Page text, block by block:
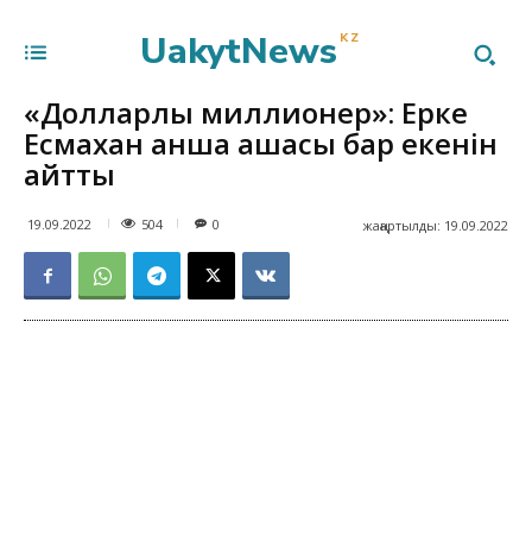
UakytNews KZ
«Долларлы миллионер»: Ерке
Есмахан қанша ақшасы бар екенін
айтты
19.09.2022 504 жаңартылды: 19.09.2022
0